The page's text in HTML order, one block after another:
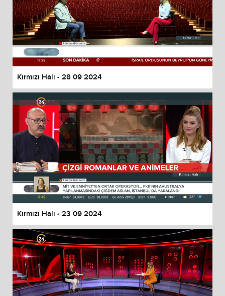
Kırmızı Halı - 28 09 2024
Kırmızı Halı - 23 09 2024